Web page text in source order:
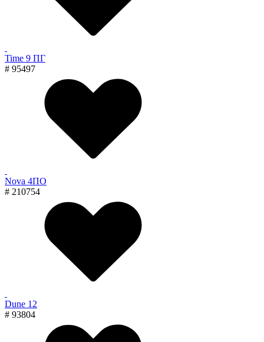
Time 9 ПГ
# 95497
Nova 4ПО
# 210754
Dune 12
# 93804